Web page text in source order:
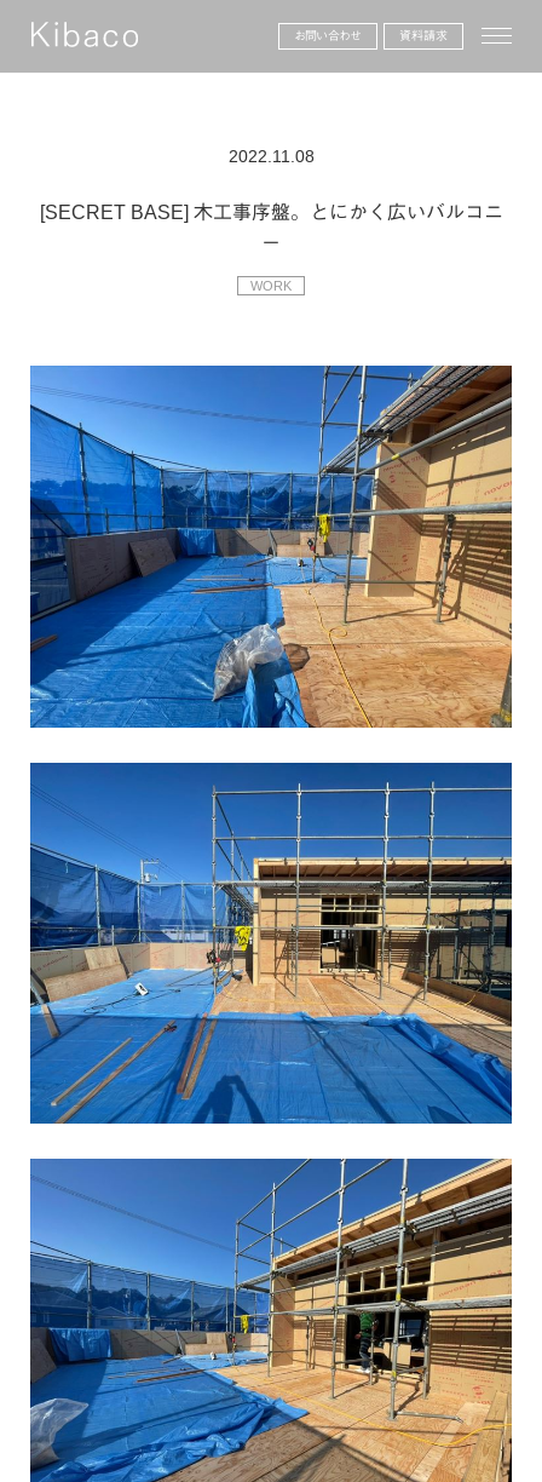
toggle
お問い合わせ 資料請求
2022.11.08
[SECRET BASE] 木工事序盤。とにかく広いバルコニ
ー
WORK